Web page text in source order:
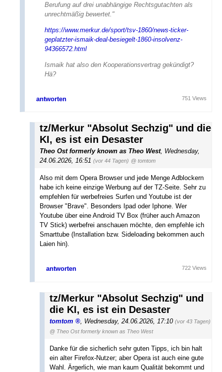
Berufung auf drei unabhängige Rechtsgutachten als
unrechtmäßig bewertet."
https://www.merkur.de/sport/tsv-1860/news-ticker-
geplatzter-ismaik-deal-besiegelt-1860-insolvenz-
94366572.html
Ismaik hat also den Kooperationsvertrag gekündigt?
Hä?
antworten 751 Views
tz/Merkur "Absolut Sechzig" und die
KI, es ist ein Desaster
Theo Ost formerly known as Theo West, Wednesday,
24.06.2026, 16:51 (vor 44 Tagen) @ tomtom
Also mit dem Opera Browser und jede Menge Adblockern
habe ich keine einzige Werbung auf der TZ-Seite. Sehr zu
empfehlen für werbefreies Surfen und Youtube ist der
Browser "Brave". Besonders Ipad oder Iphone. Wer
Youtube über eine Android TV Box (früher auch Amazon
TV Stick) werbefrei anschauen möchte, den empfehle ich
Smarttube (Installation bzw. Sideloading bekommen auch
Laien hin).
antworten 722 Views
tz/Merkur "Absolut Sechzig" und
die KI, es ist ein Desaster
tomtom Wednesday, 24.06.2026, 17:10 (vor 43 Tagen)
@ Theo Ost formerly known as Theo West
Danke für die sicherlich sehr guten Tipps, ich bin halt
ein alter Firefox-Nutzer; aber Opera ist auch eine gute
Wahl. Ärgerlich, wie man kaum Qualität bekommt und